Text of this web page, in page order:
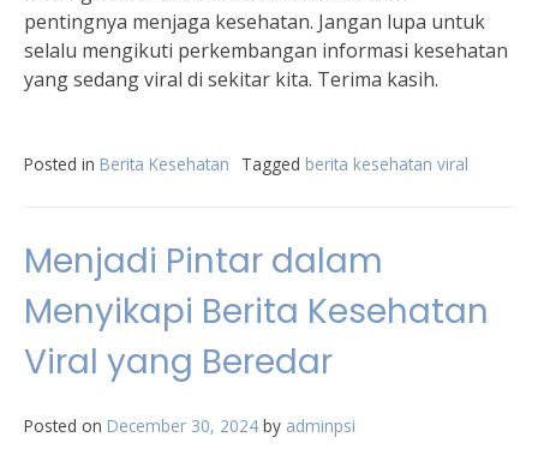
pentingnya menjaga kesehatan. Jangan lupa untuk
selalu mengikuti perkembangan informasi kesehatan
yang sedang viral di sekitar kita. Terima kasih.
Posted in Berita Kesehatan Tagged berita kesehatan viral
Menjadi Pintar dalam
Menyikapi Berita Kesehatan
Viral yang Beredar
Posted on December 30, 2024 by adminpsi